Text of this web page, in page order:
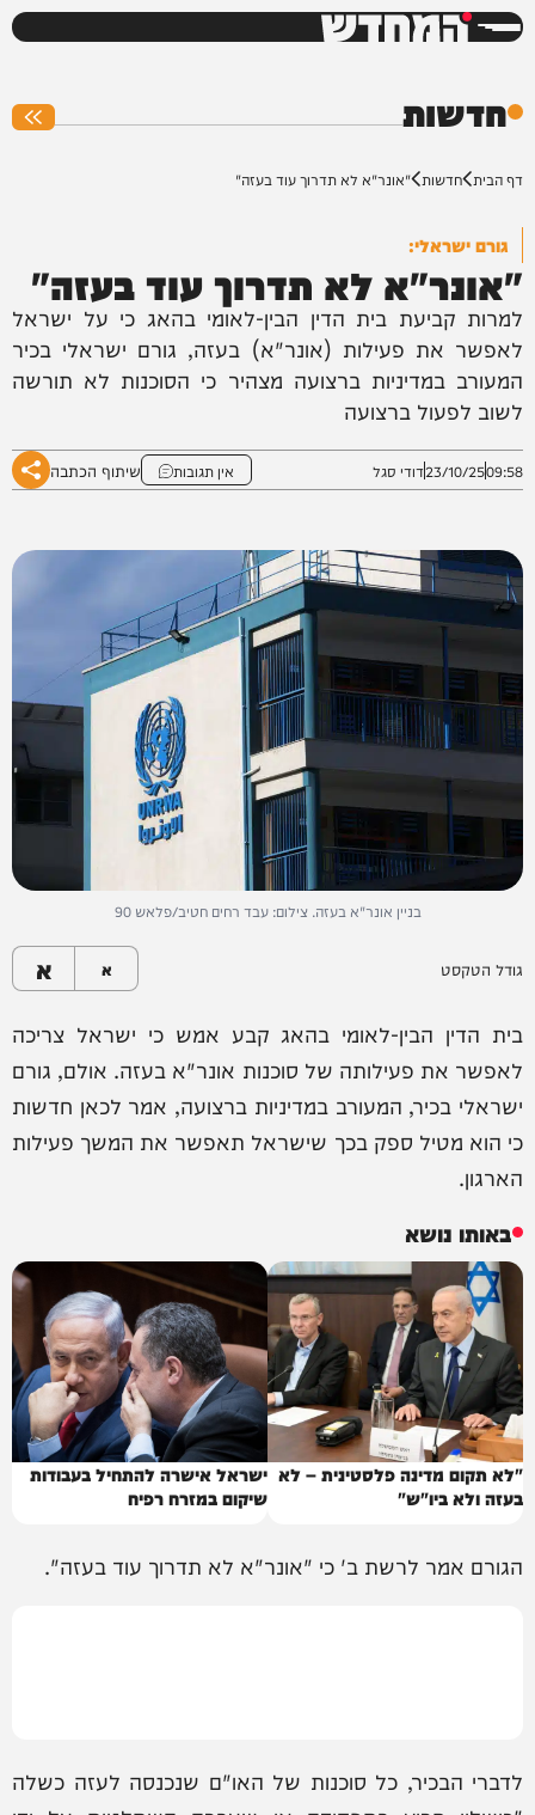
המחדש
חדשות
דף הבית חדשות "אונר"א לא תדרוך עוד בעזה"
גורם ישראלי:
"אונר"א לא תדרוך עוד בעזה"
למרות קביעת בית הדין הבין-לאומי בהאג כי על ישראל
לאפשר את פעילות (אונר"א) בעזה, גורם ישראלי בכיר
המעורב במדיניות ברצועה מצהיר כי הסוכנות לא תורשה
לשוב לפעול ברצועה
09:58
23/10/25דודי סגל אין תגובות שיתוף הכתבה
בניין אונר"א בעזה. צילום: עבד רחים חטיב/פלאש 90
גודל הטקסט א א
בית הדין הבין-לאומי בהאג קבע אמש כי ישראל צריכה
לאפשר את פעילותה של סוכנות אונר"א בעזה. אולם, גורם
ישראלי בכיר, המעורב במדיניות ברצועה, אמר לכאן חדשות
כי הוא מטיל ספק בכך שישראל תאפשר את המשך פעילות
הארגון.
באותו נושא
"לא תקום מדינה פלסטינית – לא
בעזה ולא ביו"ש"
ישראל אישרה להתחיל בעבודות
שיקום במזרח רפיח
הגורם אמר לרשת ב' כי "אונר"א לא תדרוך עוד בעזה".
לדברי הבכיר, כל סוכנות של האו"ם שנכנסה לעזה כשלה